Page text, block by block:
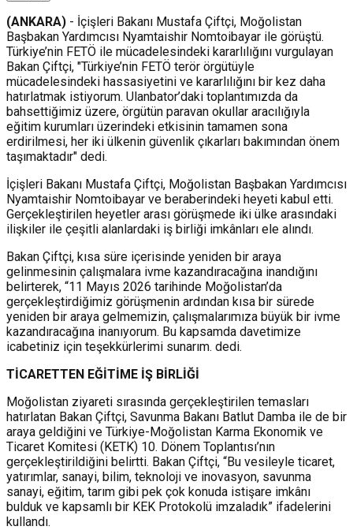
(ANKARA) - İçişleri Bakanı Mustafa Çiftçi, Moğolistan
Başbakan Yardımcısı Nyamtaishir Nomtoibayar ile görüştü.
Türkiye’nin FETÖ ile mücadelesindeki kararlılığını vurgulayan
Bakan Çiftçi, "Türkiye’nin FETÖ terör örgütüyle
mücadelesindeki hassasiyetini ve kararlılığını bir kez daha
hatırlatmak istiyorum. Ulanbator’daki toplantımızda da
bahsettiğimiz üzere, örgütün paravan okullar aracılığıyla
eğitim kurumları üzerindeki etkisinin tamamen sona
erdirilmesi, her iki ülkenin güvenlik çıkarları bakımından önem
taşımaktadır" dedi.
İçişleri Bakanı Mustafa Çiftçi, Moğolistan Başbakan Yardımcısı
Nyamtaishir Nomtoibayar ve beraberindeki heyeti kabul etti.
Gerçekleştirilen heyetler arası görüşmede iki ülke arasındaki
ilişkiler ile çeşitli alanlardaki iş birliği imkânları ele alındı.
Bakan Çiftçi, kısa süre içerisinde yeniden bir araya
gelinmesinin çalışmalara ivme kazandıracağına inandığını
belirterek, “11 Mayıs 2026 tarihinde Moğolistan’da
gerçekleştirdiğimiz görüşmenin ardından kısa bir sürede
yeniden bir araya gelmemizin, çalışmalarımıza büyük bir ivme
kazandıracağına inanıyorum. Bu kapsamda davetimize
icabetiniz için teşekkürlerimi sunarım. dedi.
TİCARETTEN EĞİTİME İŞ BİRLİĞİ
Moğolistan ziyareti sırasında gerçekleştirilen temasları
hatırlatan Bakan Çiftçi, Savunma Bakanı Batlut Damba ile de bir
araya geldiğini ve Türkiye-Moğolistan Karma Ekonomik ve
Ticaret Komitesi (KETK) 10. Dönem Toplantısı’nın
gerçekleştirildiğini belirtti. Bakan Çiftçi, “Bu vesileyle ticaret,
yatırımlar, sanayi, bilim, teknoloji ve inovasyon, savunma
sanayi, eğitim, tarım gibi pek çok konuda istişare imkânı
bulduk ve kapsamlı bir KEK Protokolü imzaladık” ifadelerini
kullandı.